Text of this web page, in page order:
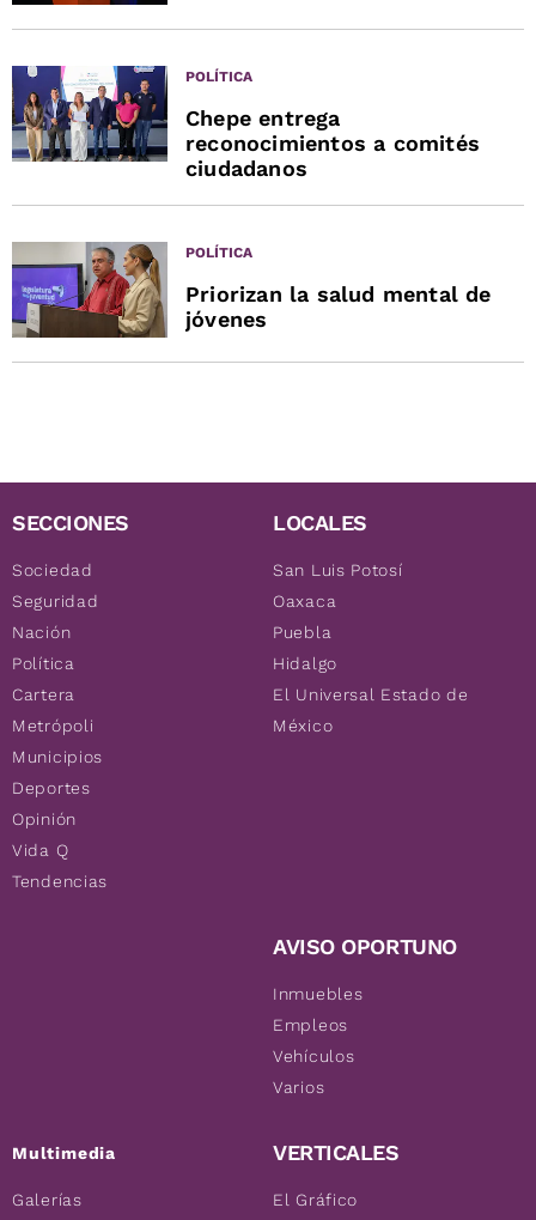
POLÍTICA
Chepe entrega
reconocimientos a comités
ciudadanos
POLÍTICA
Priorizan la salud mental de
jóvenes
SECCIONES
Sociedad
Seguridad
Nación
Política
Cartera
Metrópoli
Municipios
Deportes
Opinión
Vida Q
Tendencias
Multimedia
Galerías
LOCALES
San Luis Potosí
Oaxaca
Puebla
Hidalgo
El Universal Estado de
México
AVISO OPORTUNO
Inmuebles
Empleos
Vehículos
Varios
VERTICALES
El Gráfico